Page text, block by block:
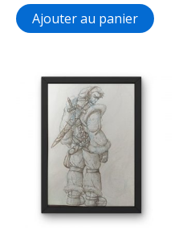
Ajouter au panier